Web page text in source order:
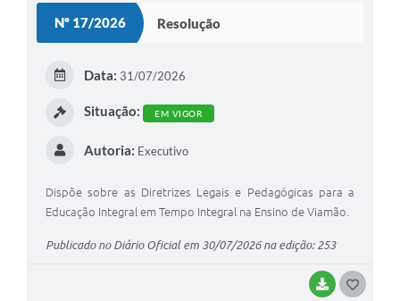
Nº 17/2026 Resolução
BAIXAR
Data: 31/07/2026
Situação: EM VIGOR
Autoria: Executivo
Dispõe sobre as Diretrizes Legais e Pedagógicas para a
Educação Integral em Tempo Integral na Ensino de Viamão.
Publicado no Diário Oficial em 30/07/2026 na edição: 253